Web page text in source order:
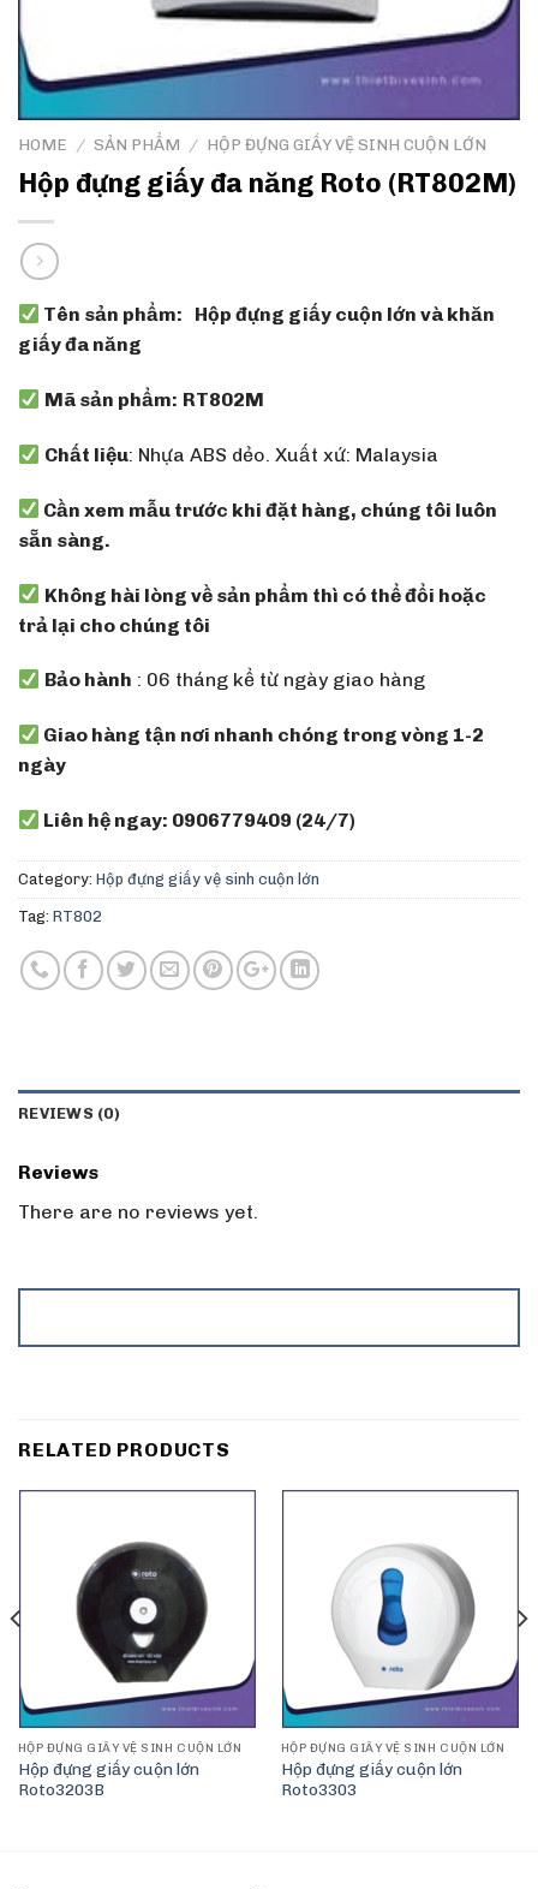
HOME / SẢN PHẨM / HỘP ĐỰNG GIẤY VỆ SINH CUỘN LỚN
Hộp đựng giấy đa năng Roto (RT802M)
Tên sản phẩm:
Hộp đựng giấy cuộn lớn và khăn
giấy đa năng
Mã sản phẩm: RT802M
Chất liệu: Nhựa ABS dẻo. Xuất xứ: Malaysia
Cần xem mẫu trước khi đặt hàng, chúng tôi luôn
sẵn sàng.
Không hài lòng về sản phẩm thì có thể đổi hoặc
trả lại cho chúng tôi
Bảo hành : 06 tháng kể từ ngày giao hàng
Giao hàng tận nơi nhanh chóng trong vòng 1-2
ngày
Liên hệ ngay: 0906779409 (24/7)
Category: Hộp đựng giấy vệ sinh cuộn lớn
Tag: RT802
REVIEWS (0)
Reviews
There are no reviews yet.
RELATED PRODUCTS
HỘP ĐỰNG GIẤY VỆ SINH CUỘN LỚN
Hộp đựng giấy cuộn lớn
Roto3203B
HỘP ĐỰNG GIẤY VỆ SINH CUỘN LỚN
Hộp đựng giấy cuộn lớn
Roto3303